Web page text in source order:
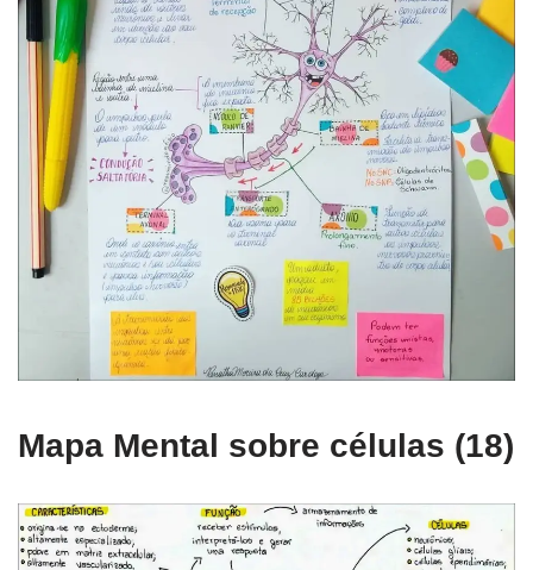
Mapa Mental sobre células (18)